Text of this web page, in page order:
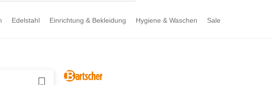
Edelstahl Einrichtung & Bekleidung Hygiene & Waschen Sale